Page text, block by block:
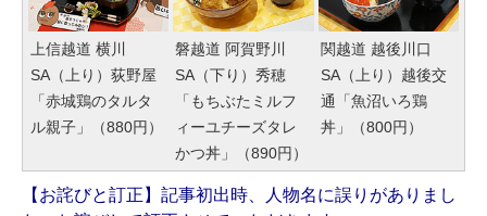
上信越道 横川
SA（上り）荻野屋
「赤城鶏のタルタ
ル親子」（880円）
磐越道 阿賀野川
SA（下り）秀穂
「もちぶたミルフ
ィーユチーズタレ
かつ丼」（890円）
関越道 越後川口
SA（上り）越後交
通「魚沼いろ鶏
丼」（800円）
【お詫びと訂正】記事初出時、人物名に誤りがありまし